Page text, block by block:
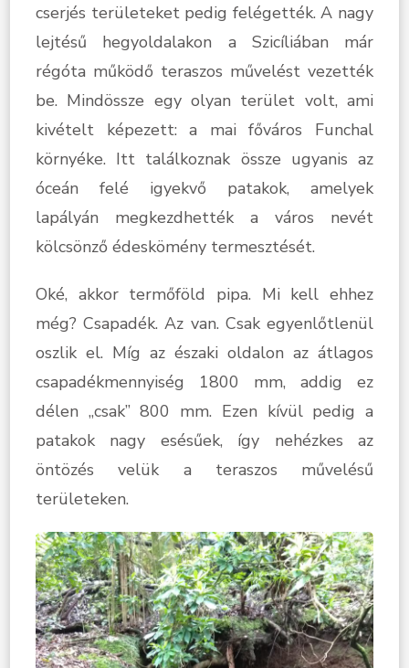
cserjés területeket pedig felégették. A nagy
lejtésű hegyoldalakon a Szicíliában már
régóta működő teraszos művelést vezették
be. Mindössze egy olyan terület volt, ami
kivételt képezett: a mai főváros Funchal
környéke. Itt találkoznak össze ugyanis az
óceán felé igyekvő patakok, amelyek
lapályán megkezdhették a város nevét
kölcsönző édeskömény termesztését.
Oké, akkor termőföld pipa. Mi kell ehhez
még? Csapadék. Az van. Csak egyenlőtlenül
oszlik el. Míg az északi oldalon az átlagos
csapadékmennyiség 1800 mm, addig ez
délen „csak” 800 mm. Ezen kívül pedig a
patakok nagy esésűek, így nehézkes az
öntözés velük a teraszos művelésű
területeken.